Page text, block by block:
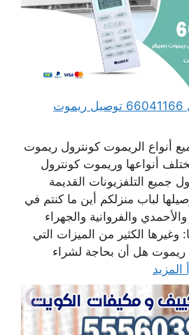
توصيل ريموت للمنزل 66041166 توصيل ريموت
أنواع الريموت كونترول ريموت
أنواعها وريموت كونترول
جميع التلفزيونات القديمة
لباب منزلكم أين ما كنتم في
والفروانية والجهراء
وغيرها الكثير من الميزات التي
ريموت هل أن بحاجة لشراء
المزيد